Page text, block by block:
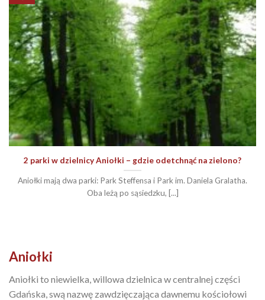
2 parki w dzielnicy Aniołki – gdzie odetchnąć na zielono?
Aniołki mają dwa parki: Park Steffensa i Park im. Daniela Gralatha.
Oba leżą po sąsiedzku, [...]
Aniołki
Aniołki to niewielka, willowa dzielnica w centralnej części
Gdańska, swą nazwę zawdzięczająca dawnemu kościołowi